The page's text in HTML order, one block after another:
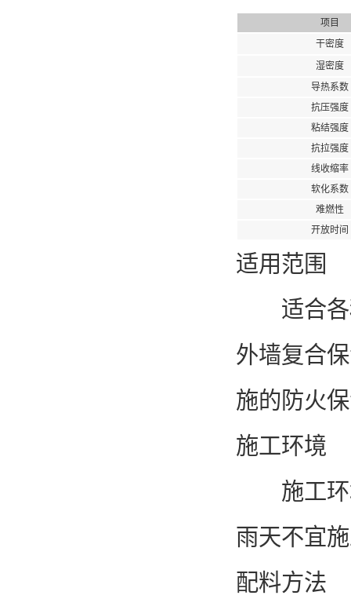
项目
干密度
湿密度
导热系数
抗压强度
粘结强度
抗拉强度
线收缩率
软化系数
难燃性
开放时间
适用范围
适合各
外墙复合
施的防火
施工环境
施工环
雨天不宜
配料方法